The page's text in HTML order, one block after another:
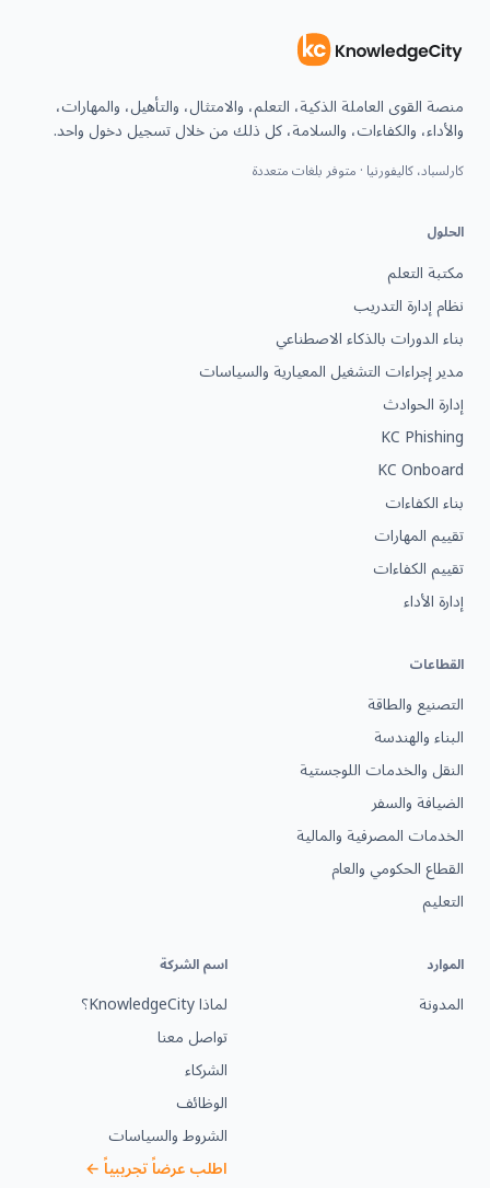
منصة القوى العاملة الذكية، التعلم، والامتثال، والتأهيل، والمهارات،
والأداء، والكفاءات، والسلامة، كل ذلك من خلال تسجيل دخول واحد.
كارلسباد، كاليفورنيا · متوفر بلغات متعددة
الحلول
مكتبة التعلم
نظام إدارة التدريب
بناء الدورات بالذكاء الاصطناعي
مدير إجراءات التشغيل المعيارية والسياسات
إدارة الحوادث
KC Phishing
KC Onboard
بناء الكفاءات
تقييم المهارات
تقييم الكفاءات
إدارة الأداء
القطاعات
التصنيع والطاقة
البناء والهندسة
النقل والخدمات اللوجستية
الضيافة والسفر
الخدمات المصرفية والمالية
القطاع الحكومي والعام
التعليم
الموارد
المدونة
اسم الشركة
لماذا KnowledgeCity؟
تواصل معنا
الشركاء
الوظائف
الشروط والسياسات
اطلب عرضاً تجريبياً ←